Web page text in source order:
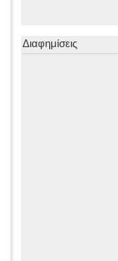
Διαφημίσεις